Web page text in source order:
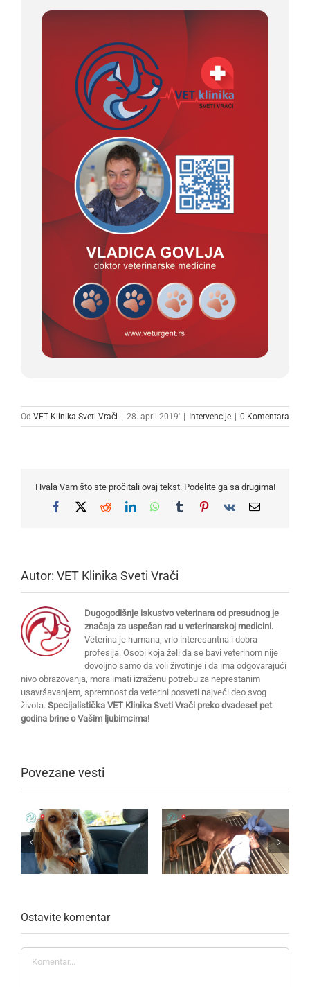
Od VET Klinika Sveti Vrači | 28. april 2019' | Intervencije | 0 Komentara
Hvala Vam što ste pročitali ovaj tekst. Podelite ga sa drugima!
Facebook
X RedditLinkedInWhatsApp
TumblrPinterest
Vk Email
Autor: VET Klinika Sveti Vrači
Dugogodišnje iskustvo veterinara od presudnog je
značaja za uspešan rad u veterinarskoj medicini.
Veterina je humana, vrlo interesantna i dobra
profesija. Osobi koja želi da se bavi veterinom nije
dovoljno samo da voli životinje i da ima odgovarajući
nivo obrazovanja, mora imati izraženu potrebu za neprestanim
usavršavanjem, spremnost da veterini posveti najveći deo svog
života. Specijalistička VET Klinika Sveti Vrači preko dvadeset pet
godina brine o Vašim ljubimcima!
Povezane vesti
Ostavite komentar
Komentar